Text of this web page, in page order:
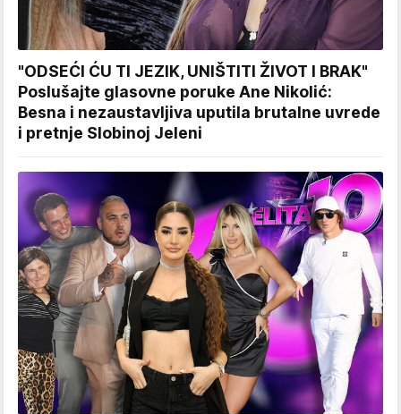
"ODSEĆI ĆU TI JEZIK, UNIŠTITI ŽIVOT I BRAK"
Poslušajte glasovne poruke Ane Nikolić:
Besna i nezaustavljiva uputila brutalne uvrede
i pretnje Slobinoj Jeleni